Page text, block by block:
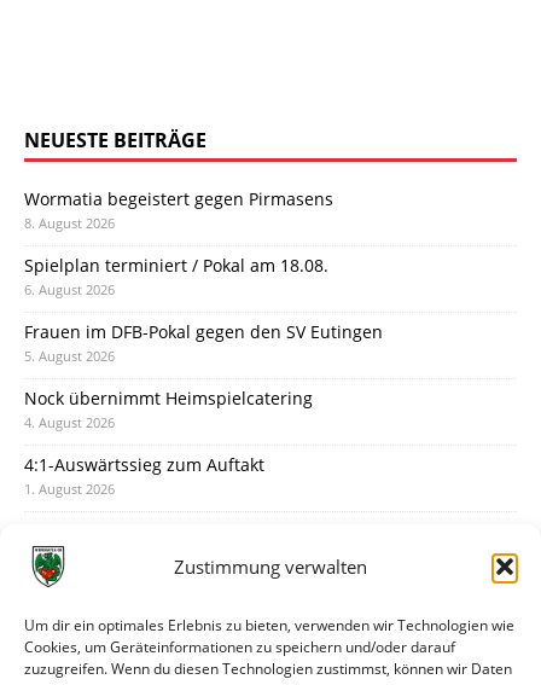
Zustimmung verwalten
Um dir ein optimales Erlebnis zu bieten, verwenden wir Technologien wie
Cookies, um Geräteinformationen zu speichern und/oder darauf
zuzugreifen. Wenn du diesen Technologien zustimmst, können wir Daten
NEUESTE BEITRÄGE
Wormatia begeistert gegen Pirmasens
8. August 2026
Spielplan terminiert / Pokal am 18.08.
6. August 2026
Frauen im DFB-Pokal gegen den SV Eutingen
5. August 2026
Nock übernimmt Heimspielcatering
4. August 2026
4:1-Auswärtssieg zum Auftakt
1. August 2026
31. Juli 2026
30. Juli 2026
Deine Spielminute: 89+1